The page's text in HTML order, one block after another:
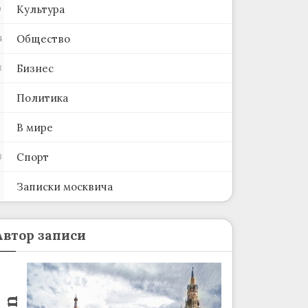
Культура
Общество
Бизнес
Политика
В мире
Спорт
Записки москвича
записи